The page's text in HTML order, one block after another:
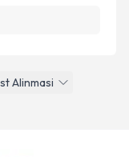
Alinmasi